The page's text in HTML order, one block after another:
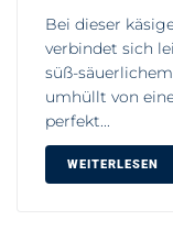
Bei dieser
verbindet sich
süß-
umhüllt von
perfekt...
WEITERLESEN